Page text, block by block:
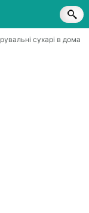
сухарі в